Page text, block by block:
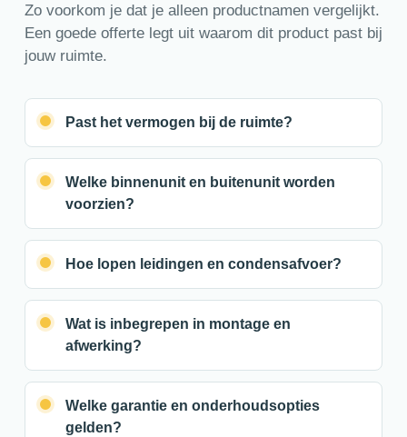
Zo voorkom je dat je alleen productnamen vergelijkt.
Een goede offerte legt uit waarom dit product past bij
jouw ruimte.
Past het vermogen bij de ruimte?
Welke binnenunit en buitenunit worden
voorzien?
Hoe lopen leidingen en condensafvoer?
Wat is inbegrepen in montage en
afwerking?
Welke garantie en onderhoudsopties
gelden?